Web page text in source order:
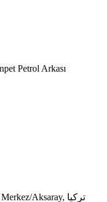
Petrol Arkası
Bahçe Saray, E90, 68000 Bağlı/Aksaray Merkez/Aksaray, تركيا